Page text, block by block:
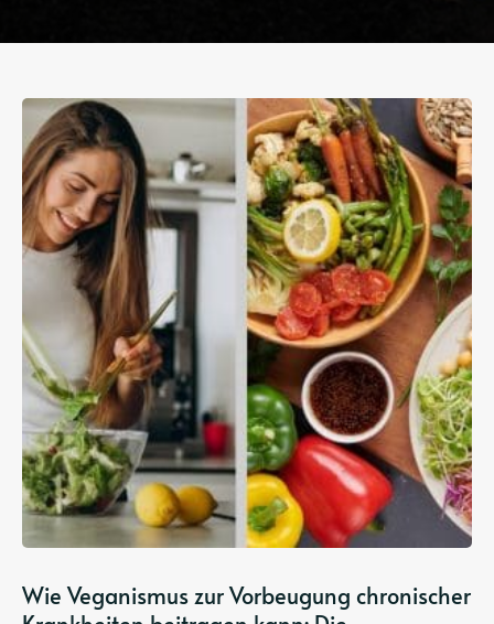
Wie Veganismus zur Vorbeugung chronischer